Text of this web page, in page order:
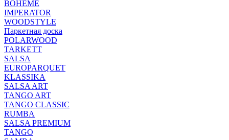
BOHEME
IMPERATOR
WOODSTYLE
Паркетная доска
POLARWOOD
TARKETT
SALSA
EUROPARQUET
KLASSIKA
SALSA ART
TANGO ART
TANGO CLASSIC
RUMBA
SALSA PREMIUM
TANGO